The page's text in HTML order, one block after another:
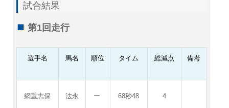
試合結果
第1回走行
選手名 馬名 順位 タイム 総減点 備考
網重志保 法永 ー 68秒48 4